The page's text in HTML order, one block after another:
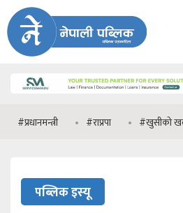
#राप्रपा #खुसीको खबर
पब्लिक इस्यू